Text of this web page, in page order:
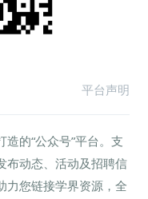
平台声明
的“公众号”平台。支
布动态、活动及招聘信
力您链接学界资源，全